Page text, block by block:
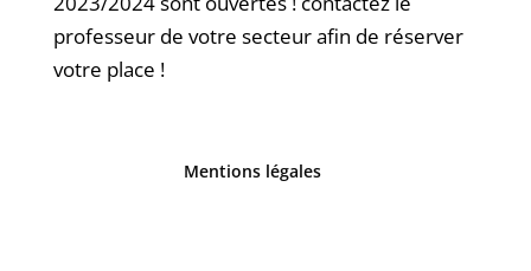
professeur de votre secteur afin de réserver
votre place !
Mentions légales